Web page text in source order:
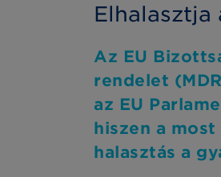
Elhalasztja
Az EU
rendelet
az EU
hiszen a
halasztás a